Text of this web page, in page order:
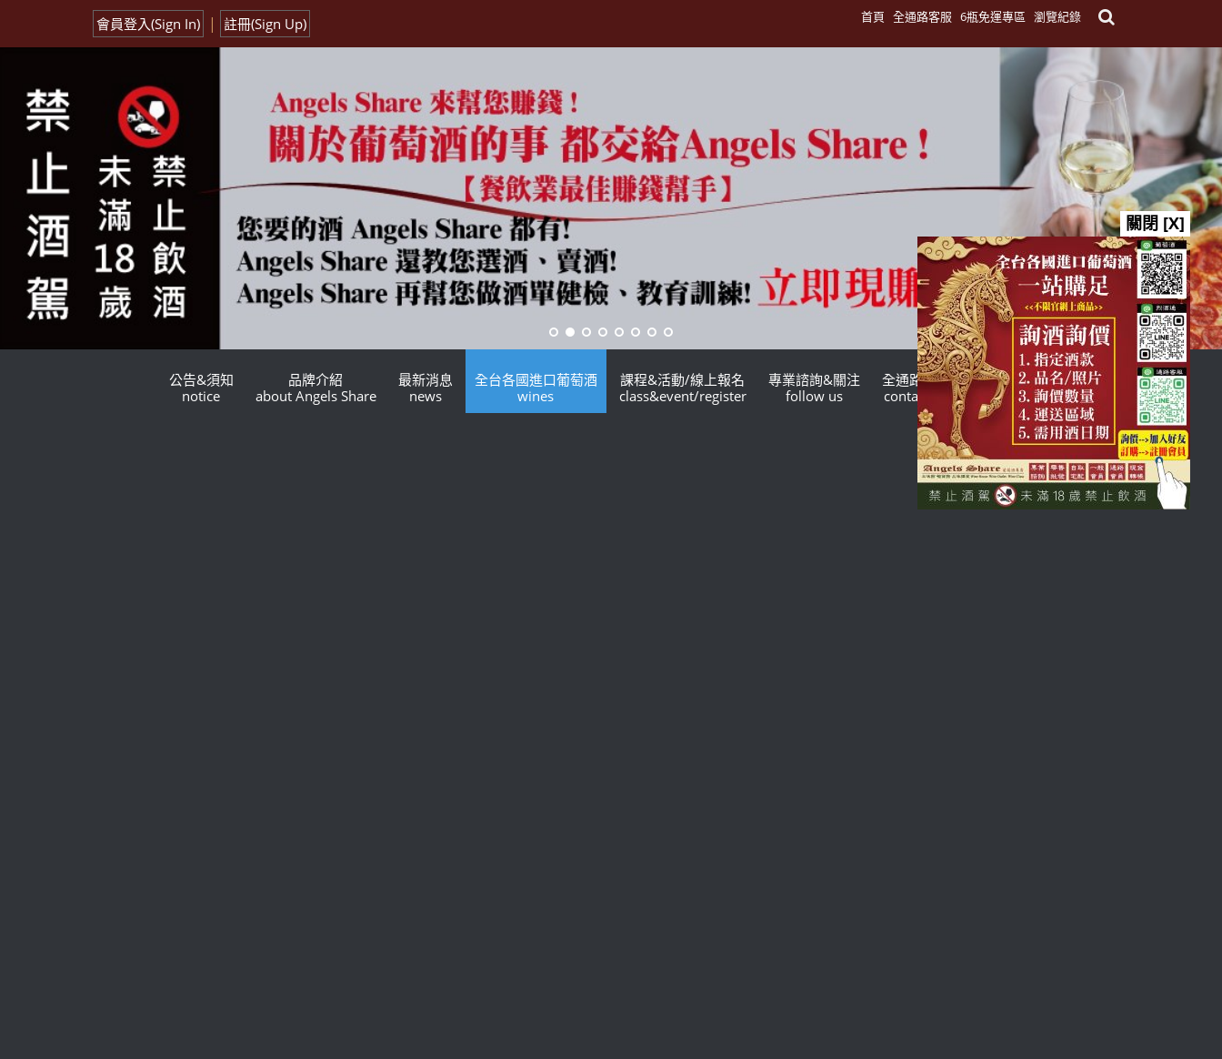
首頁 全通路客服 6瓶免運專區 瀏覽紀錄
會員登入(Sign In) | 註冊(Sign Up)
公告&須知
notice
品牌介紹
about Angels Share
最新消息
news
全台各國進口葡萄酒
wines
課程&活動/線上報名
class&event/register
專業諮詢&關注
follow us
全通路客服
contact us
台灣酒商聯盟
TWSMA
關閉 [X]